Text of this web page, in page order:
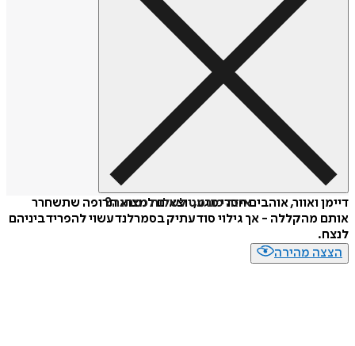
איזה פורמט לשלוח כמתנה?
דיימן ואוור, אוהבים חסרי מגע, יוצאים למצוא תרופה שתשחרר
אותם מהקללה - אך גילוי סוד עתיק בסמרלנד עשוי להפריד ביניהם
לנצח.
הצצה מהירה